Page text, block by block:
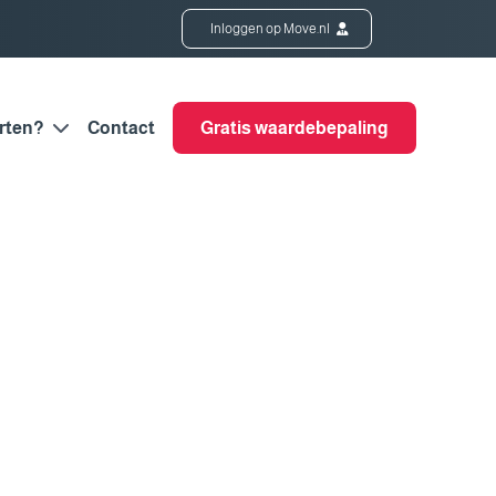
Inloggen op Move.nl
Contact Gratis waardebepaling